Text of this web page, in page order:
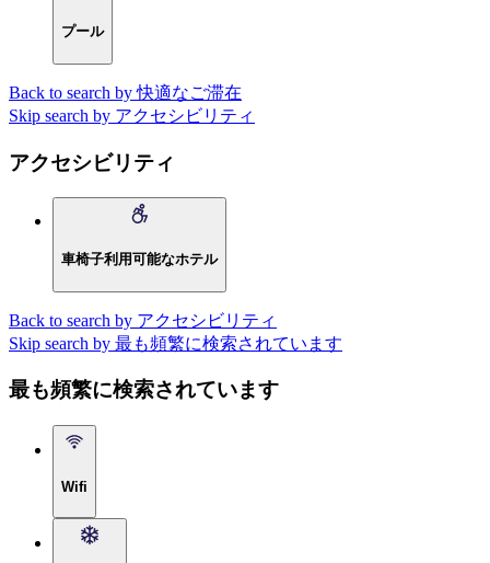
プール
Back to search by 快適なご滞在
Skip search by アクセシビリティ
アクセシビリティ
車椅子利用可能なホテル
Back to search by アクセシビリティ
Skip search by 最も頻繁に検索されています
最も頻繁に検索されています
Wifi